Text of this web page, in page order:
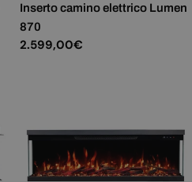
Inserto camino elettrico Lumen
870
Prezzo
2.599,00€